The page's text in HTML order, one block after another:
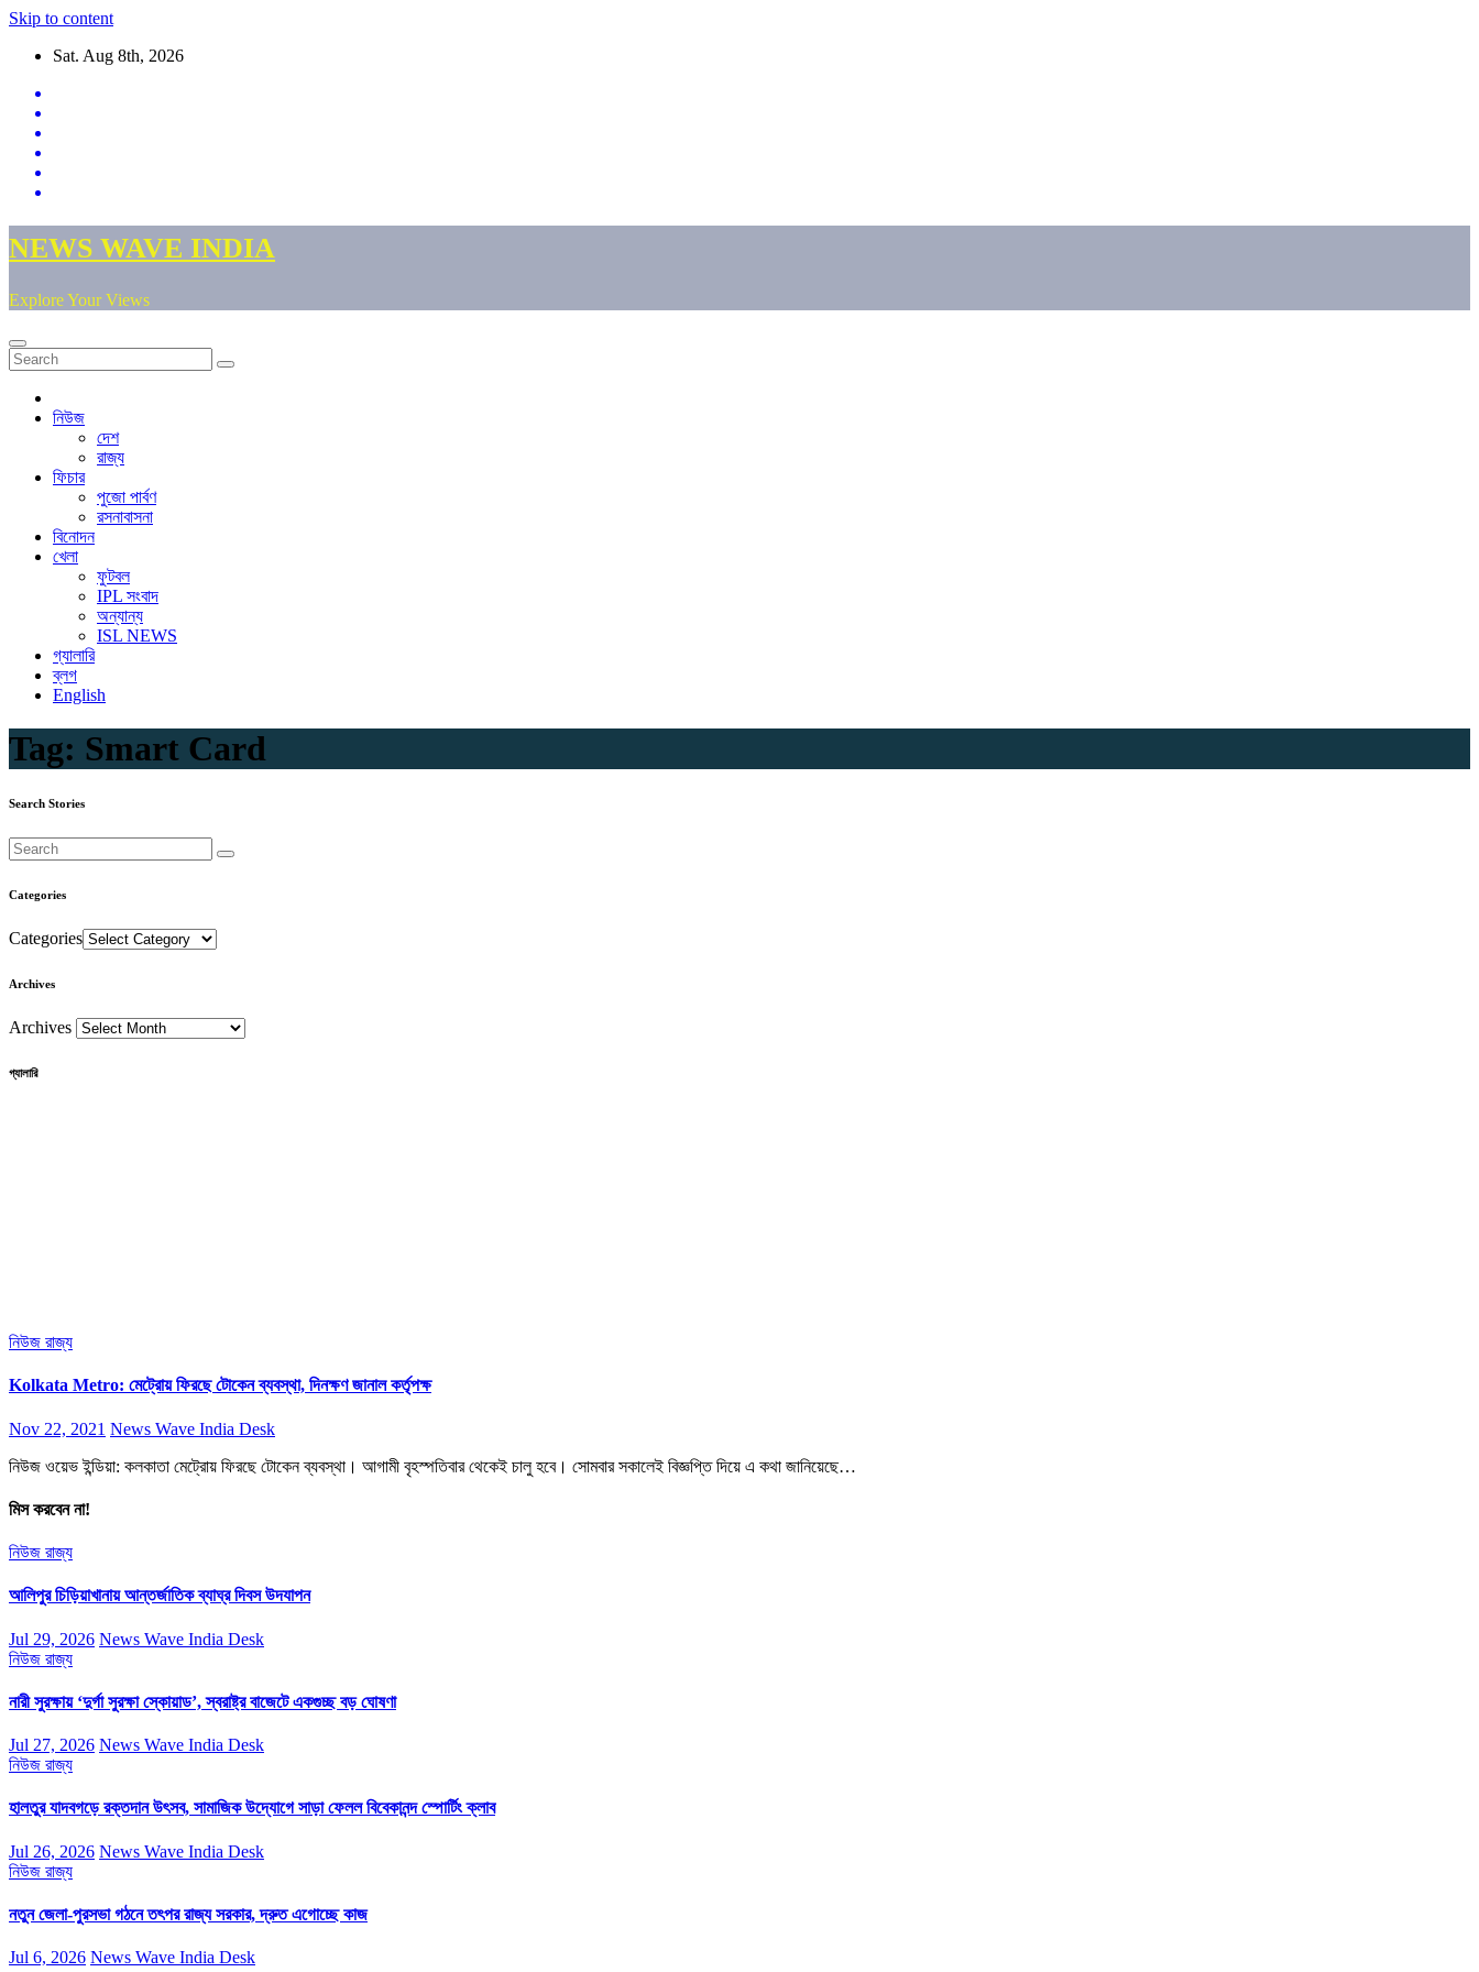
Skip to content
Sat. Aug 8th, 2026
NEWS WAVE INDIA
Explore Your Views
নিউজ
দেশ
রাজ্য
ফিচার
পুজো পার্বণ
রসনাবাসনা
বিনোদন
খেলা
ফুটবল
IPL সংবাদ
অন্যান্য
ISL NEWS
গ্যালারি
ব্লগ
English
Tag: Smart Card
Search Stories
Categories
Categories
Archives
Archives
গ্যালারি
নিউজ রাজ্য
Kolkata Metro: মেট্রোয় ফিরছে টোকেন ব্যবস্থা, দিনক্ষণ জানাল কর্তৃপক্ষ
Nov 22, 2021 News Wave India Desk
নিউজ ওয়েভ ইন্ডিয়া: কলকাতা মেট্রোয় ফিরছে টোকেন ব্যবস্থা। আগামী বৃহস্পতিবার থেকেই চালু হবে। সোমবার সকালেই বিজ্ঞপ্তি দিয়ে এ কথা জানিয়েছে…
মিস করবেন না!
নিউজ রাজ্য
আলিপুর চিড়িয়াখানায় আন্তর্জাতিক ব্যাঘ্র দিবস উদযাপন
Jul 29, 2026 News Wave India Desk
নিউজ রাজ্য
নারী সুরক্ষায় ‘দুর্গা সুরক্ষা স্কোয়াড’, স্বরাষ্ট্র বাজেটে একগুচ্ছ বড় ঘোষণা
Jul 27, 2026 News Wave India Desk
নিউজ রাজ্য
হালতুর যাদবগড়ে রক্তদান উৎসব, সামাজিক উদ্যোগে সাড়া ফেলল বিবেকানন্দ স্পোর্টিং ক্লাব
Jul 26, 2026 News Wave India Desk
নিউজ রাজ্য
নতুন জেলা-পুরসভা গঠনে তৎপর রাজ্য সরকার, দ্রুত এগোচ্ছে কাজ
Jul 6, 2026 News Wave India Desk